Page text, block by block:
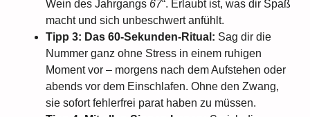
Wein des Jahrgangs 67“. Erlaubt ist, was dir Spaß
macht und sich unbeschwert anfühlt.
Tipp 3: Das 60-Sekunden-Ritual: Sag dir die
Nummer ganz ohne Stress in einem ruhigen
Moment vor – morgens nach dem Aufstehen oder
abends vor dem Einschlafen. Ohne den Zwang,
sie sofort fehlerfrei parat haben zu müssen.